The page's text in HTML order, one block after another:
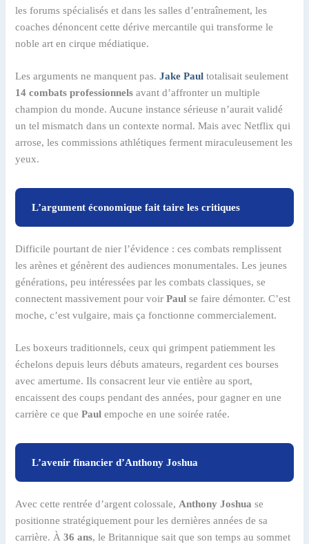
les forums spécialisés et dans les salles d’entraînement, les
coaches dénoncent cette dérive mercantile qui transforme le
noble art en cirque médiatique.
Les arguments ne manquent pas.Jake Paul totalisait seulement
14 combats professionnels avant d’affronter un multiple
champion du monde. Aucune instance sérieuse n’aurait validé
un tel mismatch dans un contexte normal. Mais avec Netflix qui
arrose, les commissions athlétiques ferment miraculeusement les
yeux.
L’argument économique fait taire les critiques
Difficile pourtant de nier l’évidence : ces combats remplissent
les arènes et génèrent des audiences monumentales. Les jeunes
générations, peu intéressées par les combats classiques, se
connectent massivement pour voirPaul se faire démonter. C’est
moche, c’est vulgaire, mais ça fonctionne commercialement.
Les boxeurs traditionnels, ceux qui grimpent patiemment les
échelons depuis leurs débuts amateurs, regardent ces bourses
avec amertume. Ils consacrent leur vie entière au sport,
encaissent des coups pendant des années, pour gagner en une
carrière ce quePaul empoche en une soirée ratée.
L’avenir financier d’Anthony Joshua
Avec cette rentrée d’argent colossale,Anthony Joshua se
positionne stratégiquement pour les dernières années de sa
carrière. À36 ans, le Britannique sait que son temps au sommet